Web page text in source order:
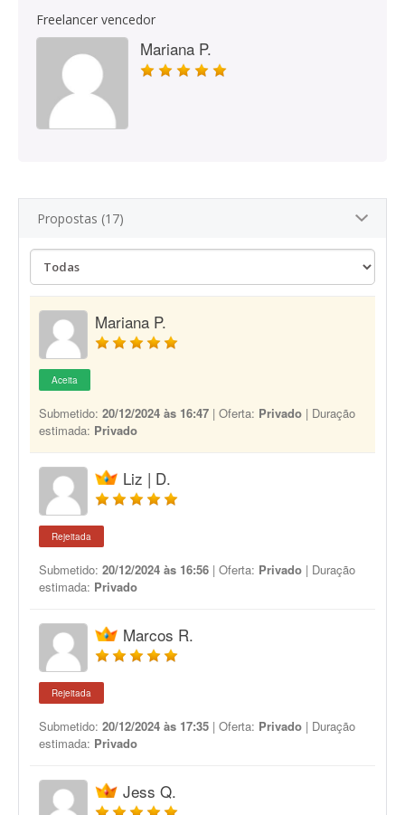
Freelancer vencedor
Mariana P.
Propostas (17)
Mariana P.
Aceita
Submetido: 20/12/2024 às 16:47 | Oferta: Privado | Duração
estimada: Privado
Liz | D.
Rejeitada
Submetido: 20/12/2024 às 16:56 | Oferta: Privado | Duração
estimada: Privado
Marcos R.
Rejeitada
Submetido: 20/12/2024 às 17:35 | Oferta: Privado | Duração
estimada: Privado
Jess Q.